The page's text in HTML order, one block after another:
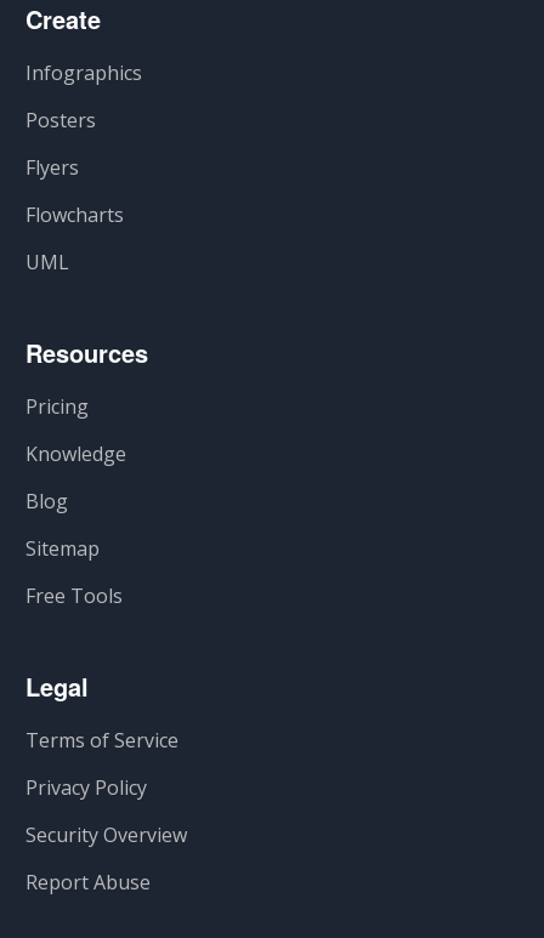
Create
Infographics
Posters
Flyers
Flowcharts
UML
Resources
Pricing
Knowledge
Blog
Sitemap
Free Tools
Legal
Terms of Service
Privacy Policy
Security Overview
Report Abuse